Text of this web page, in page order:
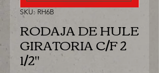
SKU: RH6B
RODAJA DE HULE
GIRATORIA C/F 2
1/2"